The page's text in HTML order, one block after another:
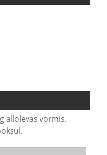
allolevas vormis.